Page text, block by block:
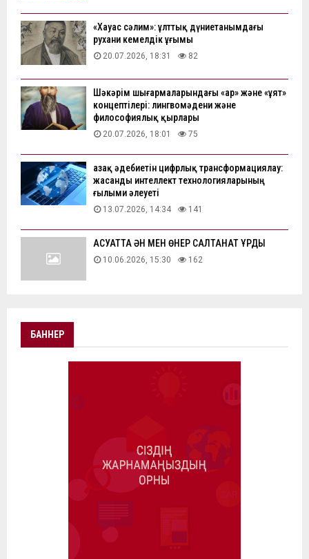
«Хауас сәлим»: ұлттық дүниетанымдағы
рухани кемелдік ұғымы
20.07.2026, 18:31 82
Шәкәрім шығармаларындағы «ар» және «ұят»
концептілері: лингвомәдени және
философиялық қырлары
20.07.2026, 18:01 75
Қазақ әдебиетін цифрлық трансформациялау:
жасанды интеллект технологияларының
ғылыми әлеуеті
13.07.2026, 14:34 141
АҚСУАТТА ӘН МЕН ӨНЕР САЛТАНАТ ҚҰРДЫ
10.06.2026, 15:30 162
БАННЕР